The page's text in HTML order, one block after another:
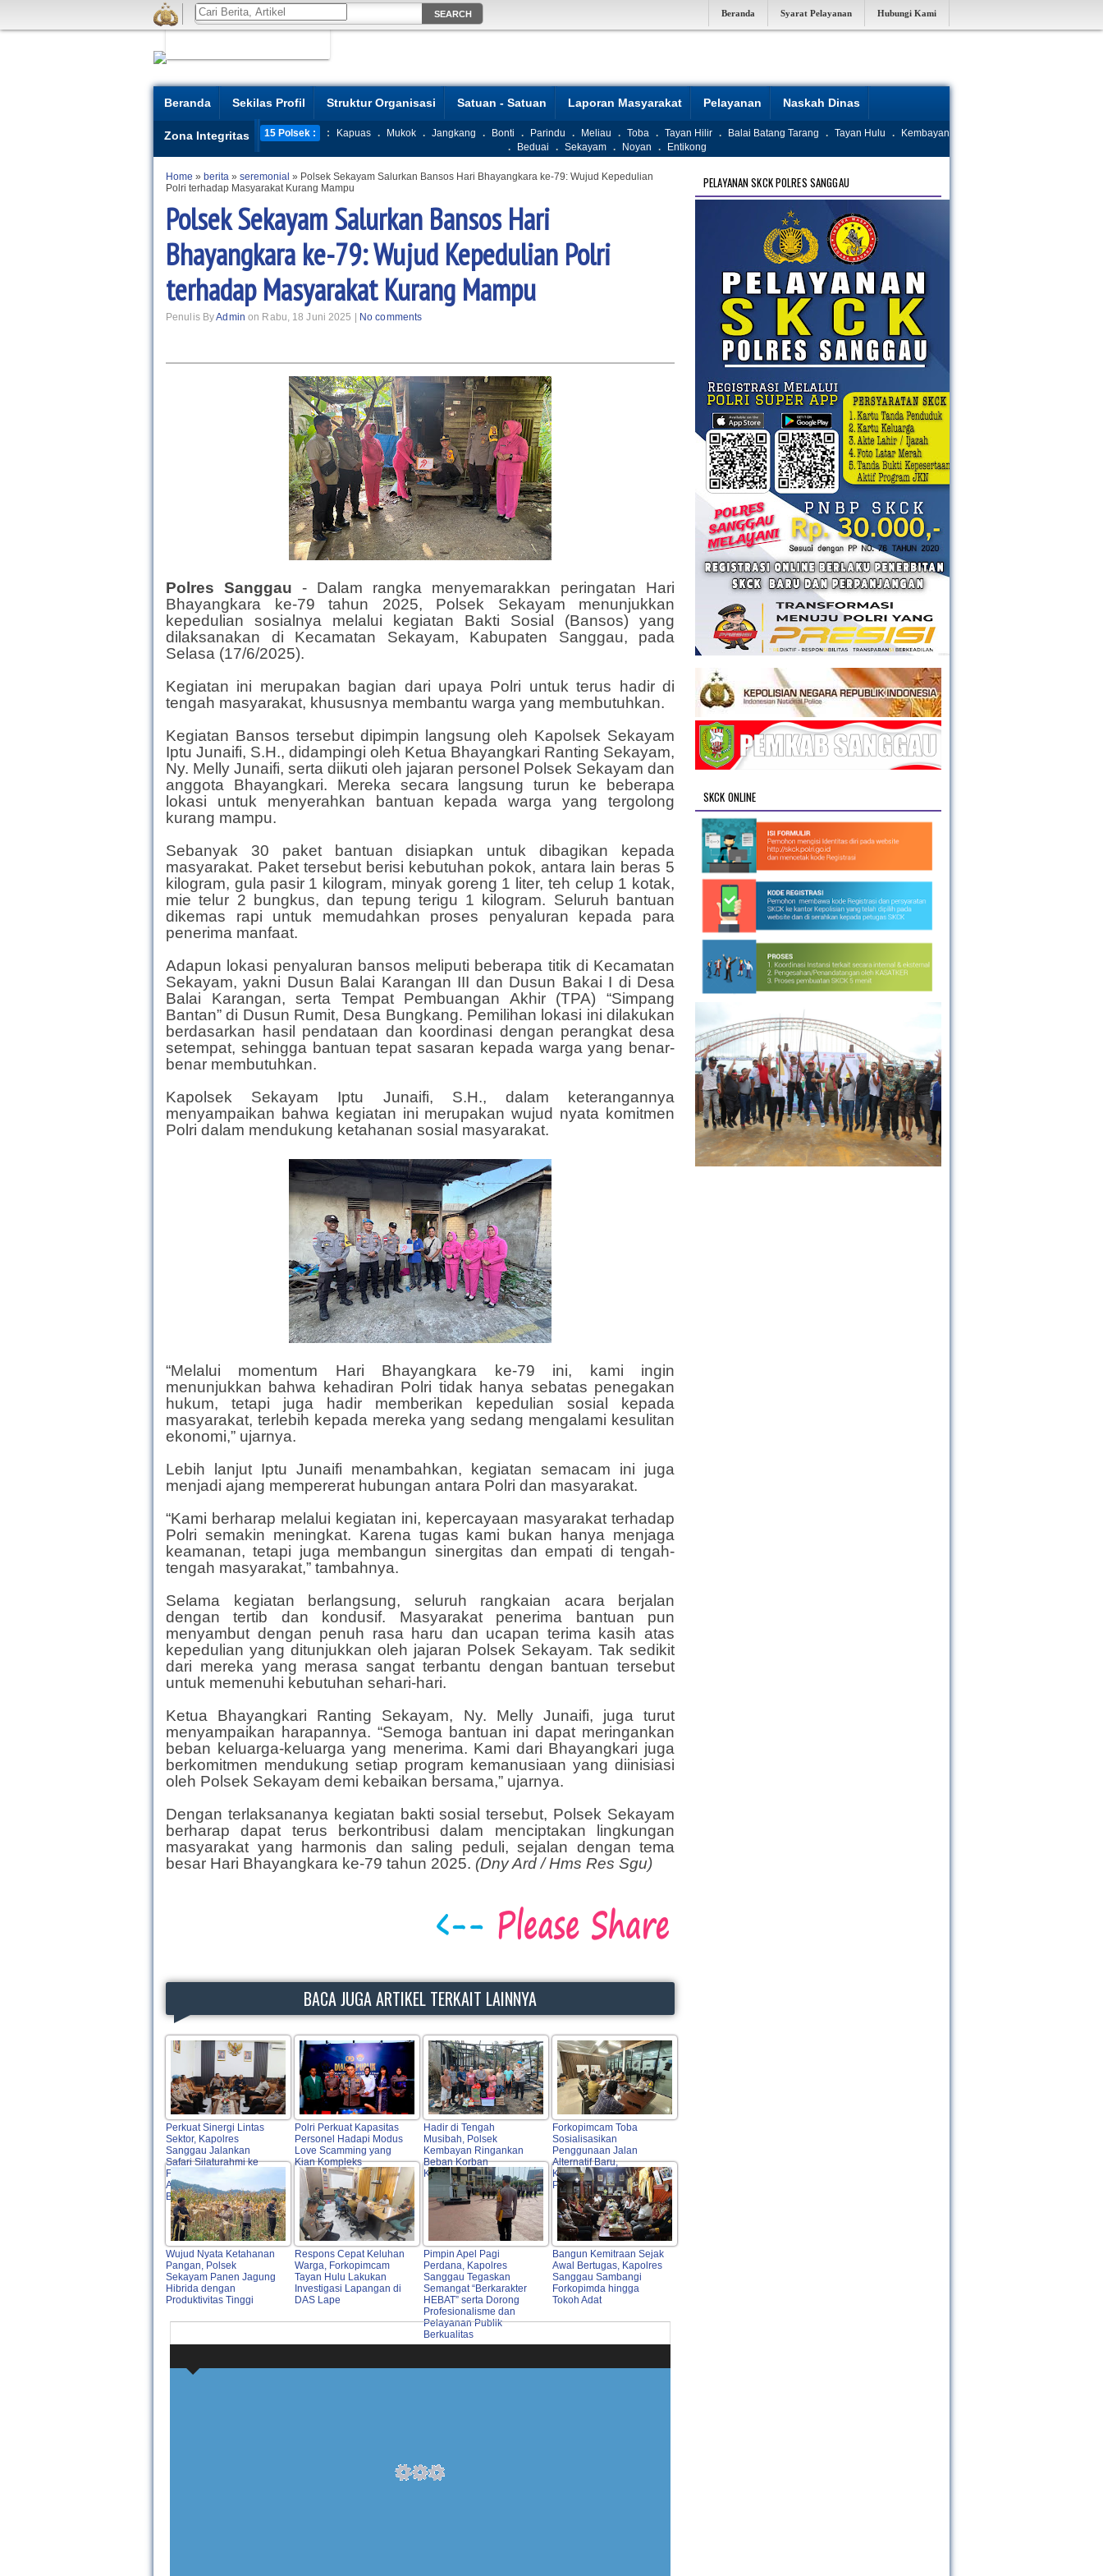
Beranda Syarat Pelayanan Hubungi Kami
Beranda Sekilas Profil Struktur Organisasi Satuan - Satuan Laporan Masyarakat Pelayanan Naskah Dinas
Zona Integritas 15 Polsek : : Kapuas . Mukok . Jangkang . Bonti . Parindu . Meliau . Toba . Tayan Hilir . Balai Batang Tarang . Tayan Hulu .
Kembayan
.
Beduai . Sekayam . Noyan . Entikong
Home » berita » seremonial » Polsek Sekayam Salurkan Bansos Hari Bhayangkara ke-79: Wujud Kepedulian
Polri terhadap Masyarakat Kurang Mampu
Polsek Sekayam Salurkan Bansos Hari
Bhayangkara ke-79: Wujud Kepedulian Polri
terhadap Masyarakat Kurang Mampu
Penulis ByAdmin on Rabu, 18 Juni 2025 | No comments
Polres Sanggau - Dalam rangka menyemarakkan peringatan Hari
Bhayangkara ke-79 tahun 2025, Polsek Sekayam menunjukkan
kepedulian sosialnya melalui kegiatan Bakti Sosial (Bansos) yang
dilaksanakan di Kecamatan Sekayam, Kabupaten Sanggau, pada
Selasa (17/6/2025).
Kegiatan ini merupakan bagian dari upaya Polri untuk terus hadir di
tengah masyarakat, khususnya membantu warga yang membutuhkan.
Kegiatan Bansos tersebut dipimpin langsung oleh Kapolsek Sekayam
Iptu Junaifi, S.H., didampingi oleh Ketua Bhayangkari Ranting Sekayam,
Ny. Melly Junaifi, serta diikuti oleh jajaran personel Polsek Sekayam dan
anggota Bhayangkari. Mereka secara langsung turun ke beberapa
lokasi untuk menyerahkan bantuan kepada warga yang tergolong
kurang mampu.
Sebanyak 30 paket bantuan disiapkan untuk dibagikan kepada
masyarakat. Paket tersebut berisi kebutuhan pokok, antara lain beras 5
kilogram, gula pasir 1 kilogram, minyak goreng 1 liter, teh celup 1 kotak,
mie telur 2 bungkus, dan tepung terigu 1 kilogram. Seluruh bantuan
dikemas rapi untuk memudahkan proses penyaluran kepada para
penerima manfaat.
Adapun lokasi penyaluran bansos meliputi beberapa titik di Kecamatan
Sekayam, yakni Dusun Balai Karangan III dan Dusun Bakai I di Desa
Balai Karangan, serta Tempat Pembuangan Akhir (TPA) “Simpang
Bantan” di Dusun Rumit, Desa Bungkang. Pemilihan lokasi ini dilakukan
berdasarkan hasil pendataan dan koordinasi dengan perangkat desa
setempat, sehingga bantuan tepat sasaran kepada warga yang benar-
benar membutuhkan.
Kapolsek Sekayam Iptu Junaifi, S.H., dalam keterangannya
menyampaikan bahwa kegiatan ini merupakan wujud nyata komitmen
Polri dalam mendukung ketahanan sosial masyarakat.
“Melalui momentum Hari Bhayangkara ke-79 ini, kami ingin
menunjukkan bahwa kehadiran Polri tidak hanya sebatas penegakan
hukum, tetapi juga hadir memberikan kepedulian sosial kepada
masyarakat, terlebih kepada mereka yang sedang mengalami kesulitan
ekonomi,” ujarnya.
Lebih lanjut Iptu Junaifi menambahkan, kegiatan semacam ini juga
menjadi ajang mempererat hubungan antara Polri dan masyarakat.
“Kami berharap melalui kegiatan ini, kepercayaan masyarakat terhadap
Polri semakin meningkat. Karena tugas kami bukan hanya menjaga
keamanan, tetapi juga membangun sinergitas dan empati di tengah-
tengah masyarakat,” tambahnya.
Selama kegiatan berlangsung, seluruh rangkaian acara berjalan
dengan tertib dan kondusif. Masyarakat penerima bantuan pun
menyambut dengan penuh rasa haru dan ucapan terima kasih atas
kepedulian yang ditunjukkan oleh jajaran Polsek Sekayam. Tak sedikit
dari mereka yang merasa sangat terbantu dengan bantuan tersebut
untuk memenuhi kebutuhan sehari-hari.
Ketua Bhayangkari Ranting Sekayam, Ny. Melly Junaifi, juga turut
menyampaikan harapannya. “Semoga bantuan ini dapat meringankan
beban keluarga-keluarga yang menerima. Kami dari Bhayangkari juga
berkomitmen mendukung setiap program kemanusiaan yang diinisiasi
oleh Polsek Sekayam demi kebaikan bersama,” ujarnya.
Dengan terlaksananya kegiatan bakti sosial tersebut, Polsek Sekayam
berharap dapat terus berkontribusi dalam menciptakan lingkungan
masyarakat yang harmonis dan saling peduli, sejalan dengan tema
besar Hari Bhayangkara ke-79 tahun 2025. (Dny Ard / Hms Res Sgu)
BACA JUGA ARTIKEL TERKAIT LAINNYA
Perkuat Sinergi Lintas
Sektor, Kapolres
Sanggau Jalankan
Safari Silaturahmi ke
Forkopimda, Tokoh
Agama, OPD hingga
Bulog
Polri Perkuat Kapasitas
Personel Hadapi Modus
Love Scamming yang
Kian Kompleks
Hadir di Tengah
Musibah, Polsek
Kembayan Ringankan
Beban Korban
Kebakaran Rumah
Forkopimcam Toba
Sosialisasikan
Penggunaan Jalan
Alternatif Baru,
Keselamatan Warga Jadi
Prioritas Utama
Wujud Nyata Ketahanan
Pangan, Polsek
Sekayam Panen Jagung
Hibrida dengan
Produktivitas Tinggi
Respons Cepat Keluhan
Warga, Forkopimcam
Tayan Hulu Lakukan
Investigasi Lapangan di
DAS Lape
Pimpin Apel Pagi
Perdana, Kapolres
Sanggau Tegaskan
Semangat “Berkarakter
HEBAT” serta Dorong
Profesionalisme dan
Pelayanan Publik
Berkualitas
Bangun Kemitraan Sejak
Awal Bertugas, Kapolres
Sanggau Sambangi
Forkopimda hingga
Tokoh Adat
PELAYANAN SKCK POLRES SANGGAU
SKCK ONLINE